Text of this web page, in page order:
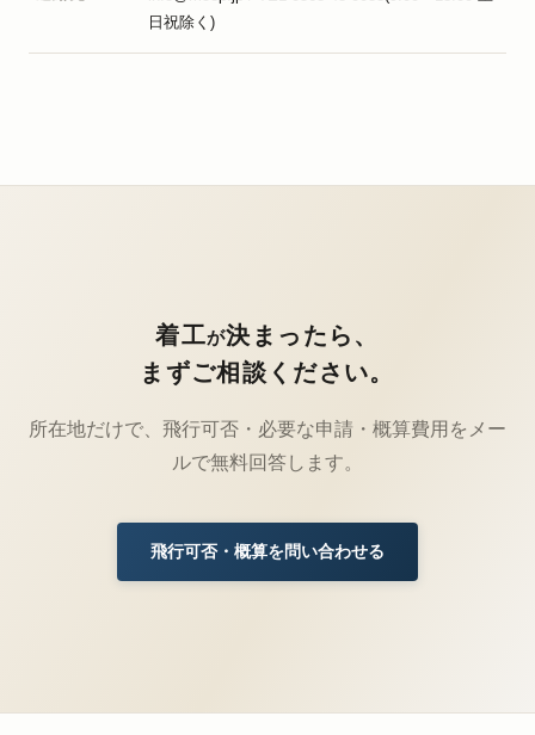
日祝除く)
着工が決まったら、
まずご相談ください。
所在地だけで、飛行可否・必要な申請・概算費用をメー
ルで無料回答します。
飛行可否・概算を問い合わせる